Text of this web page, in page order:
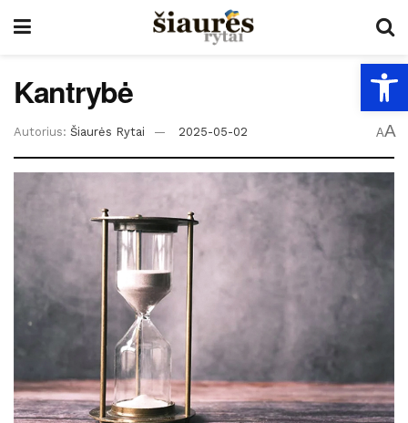
Kantrybė
Autorius: Šiaurės Rytai 2025-05-02 AA